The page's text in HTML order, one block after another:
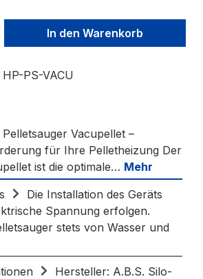
Gib den
In den Warenkorb
HP-PS-VACU
Pelletsauger Vacupellet –
für Ihre Pelletheizung Der
ist die optimale… Mehr
Die Installation des Geräts
Spannung erfolgen.
stets von Wasser und
Hersteller: A.B.S. Silo-